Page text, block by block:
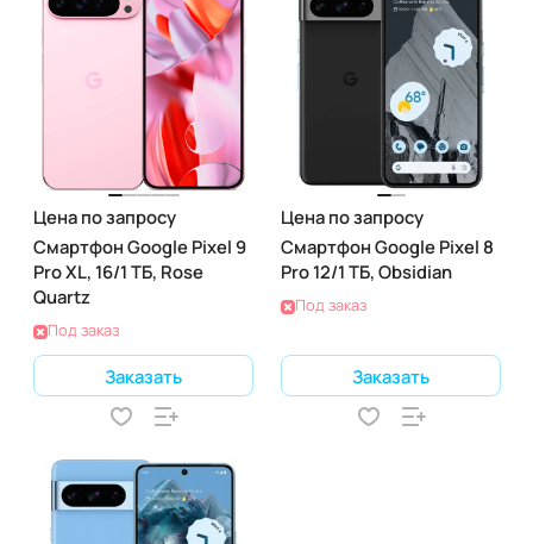
Цена по запросу
Смартфон Google Pixel 9
Pro XL, 16/1 ТБ, Rose
Quartz
Под заказ
Заказать
Цена по запросу
Смартфон Google Pixel 8
Pro 12/1 ТБ, Obsidian
Под заказ
Заказать